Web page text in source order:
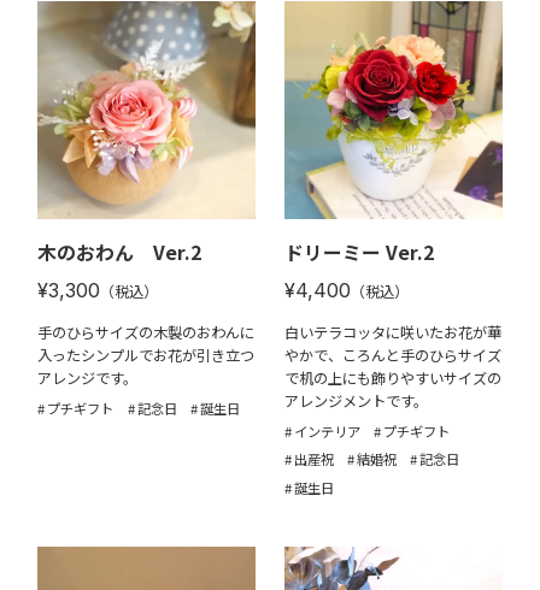
木のおわん Ver.2
¥3,300 （税込）
手のひらサイズの木製のおわんに
入ったシンプルでお花が引き立つ
アレンジです。
プチギフト 記念日 誕生日
ドリーミー Ver.2
¥4,400 （税込）
白いテラコッタに咲いたお花が華
やかで、ころんと手のひらサイズ
で机の上にも飾りやすいサイズの
アレンジメントです。
インテリア
プチギフト
出産祝
結婚祝
記念日
誕生日